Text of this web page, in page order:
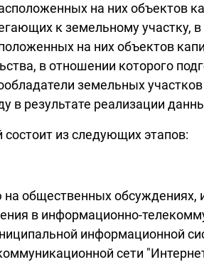
на них объектов
к земельному участку,
на них объектов
в отношении которого
земельных
в результате реализации
из следующих этапов:
общественных
в информационно-
информационной
сети